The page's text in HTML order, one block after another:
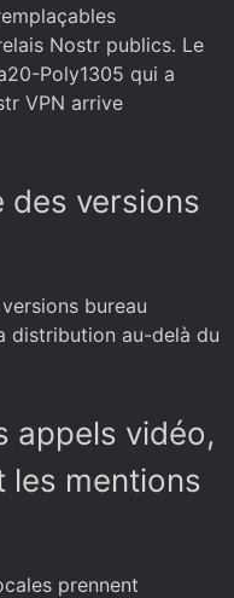
Nostr publics. Le
Poly1305 qui a
VPN arrive
des versions
bureau
distribution au-delà du
appels vidéo,
les mentions
prennent